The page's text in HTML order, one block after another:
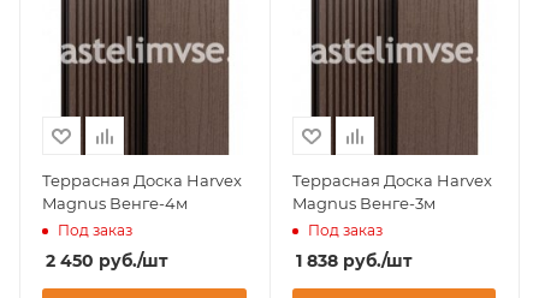
Террасная Доска Harvex
Magnus Венге-4м
Под заказ
2 450 руб./шт
Террасная Доска Harvex
Magnus Венге-3м
Под заказ
1 838руб./шт